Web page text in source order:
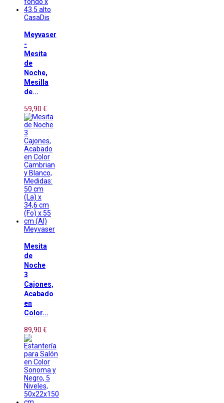
CasaDis
Meyvaser
-
Mesita
de
Noche,
Mesilla
de...
59,90 €
Meyvaser
Mesita
de
Noche
3
Cajones,
Acabado
en
Color...
89,90 €